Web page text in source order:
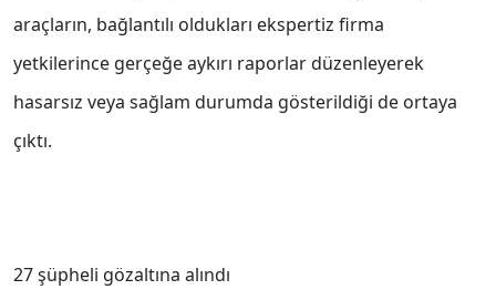
araçların, bağlantılı oldukları ekspertiz firma
yetkilerince gerçeğe aykırı raporlar düzenleyerek
hasarsız veya sağlam durumda gösterildiği de ortaya
çıktı.
27 şüpheli gözaltına alındı